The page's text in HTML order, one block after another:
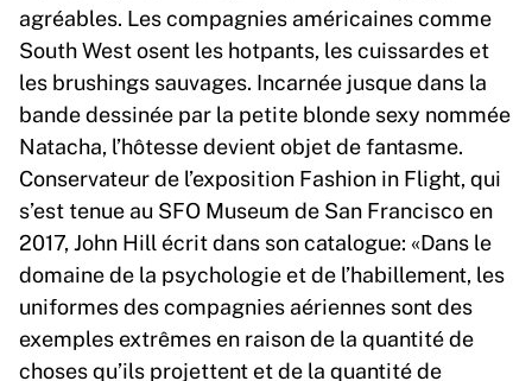
agréables. Les compagnies américaines comme
South West osent les hotpants, les cuissardes et
les brushings sauvages. Incarnée jusque dans la
bande dessinée par la petite blonde sexy nommée
Natacha, l’hôtesse devient objet de fantasme.
Conservateur de l’exposition Fashion in Flight, qui
s’est tenue au SFO Museum de San Francisco en
2017, John Hill écrit dans son catalogue: «Dans le
domaine de la psychologie et de l’habillement, les
uniformes des compagnies aériennes sont des
exemples extrêmes en raison de la quantité de
choses qu’ils projettent et de la quantité de